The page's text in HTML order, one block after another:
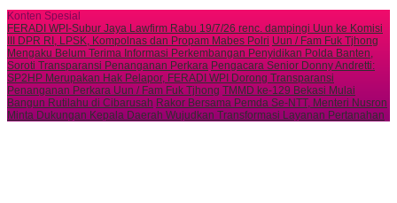
Konten Spesial
FERADI WPI-Subur Jaya Lawfirm Rabu 19/7/26 renc. dampingi Uun ke Komisi
III DPR RI, LPSK, Kompolnas dan Propam Mabes Polri Uun / Fam Fuk Tjhong
Mengaku Belum Terima Informasi Perkembangan Penyidikan Polda Banten,
Soroti Transparansi Penanganan Perkara Pengacara Senior Donny Andretti:
SP2HP Merupakan Hak Pelapor, FERADI WPI Dorong Transparansi
Penanganan Perkara Uun / Fam Fuk Tjhong TMMD ke-129 Bekasi Mulai
Bangun Rutilahu di Cibarusah Rakor Bersama Pemda Se-NTT, Menteri Nusron
Minta Dukungan Kepala Daerah Wujudkan Transformasi Layanan Pertanahan